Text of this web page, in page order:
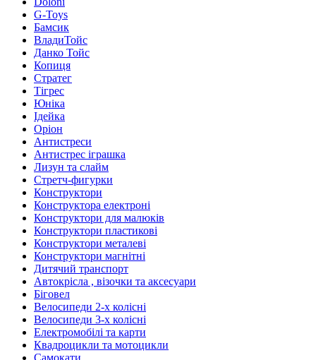
G-Toys
Бамсик
ВладиТойс
Данко Тойс
Копиця
Стратег
Тігрес
Юніка
Ідейка
Оріон
Антистреси
Антистрес іграшка
Лизун та слайм
Стретч-фигурки
Конструктори
Конструктора електроні
Конструктори для малюків
Конструктори пластикові
Конструктори металеві
Конструктори магнітні
Дитячий транспорт
Автокрісла , візочки та аксесуари
Біговел
Велосипеди 2-х колісні
Велосипеди 3-х колісні
Електромобілі та карти
Квадроцикли та мотоцикли
Самокати